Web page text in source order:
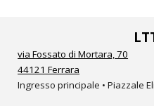
via Fossato di Mortara, 70
44121 Ferrara
Ingresso principale • Piazzale